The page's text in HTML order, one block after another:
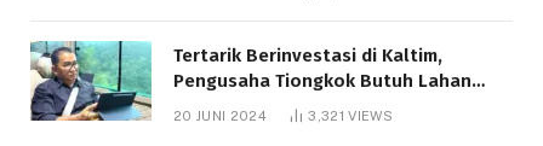
Tertarik Berinvestasi di Kaltim,
Pengusaha Tiongkok Butuh Lahan
1.000 Hektare
20 JUNI 2024 3,321VIEWS